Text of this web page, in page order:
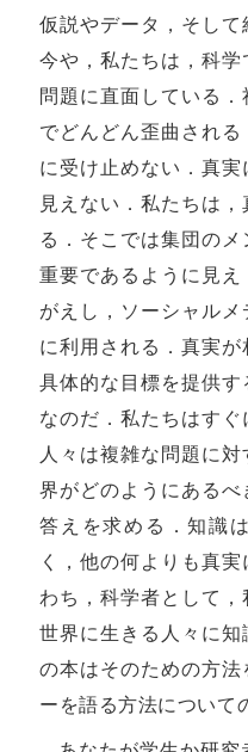
仮説やデータ，そして
今や，私たちは，科
問題に直面している
でどんどん歪曲される
に受け止めない．真
見えない．私たちは
る．そこでは集団の
重要であるように見
がえし，ソーシャル
に利用される．真実が
具体的な目標を提供
なのだ．私たちはすぐ
人々は複雑な問題に
界がどのようにあるべ
答えを求める．知識
く，他の何よりも真
わち，科学者として
世界に生きる人々に知
の本はそのための方法
ーを語る方法について